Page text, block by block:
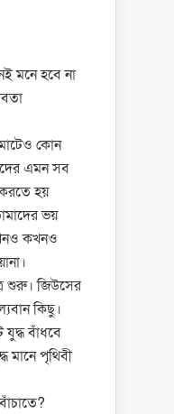
মনে হবে না
কোন
এমন সব
হয়
ভয়
কখনও
শুরু। জিউসের
কিছু।
যুদ্ধ বাঁধবে
মানে পৃথিবী